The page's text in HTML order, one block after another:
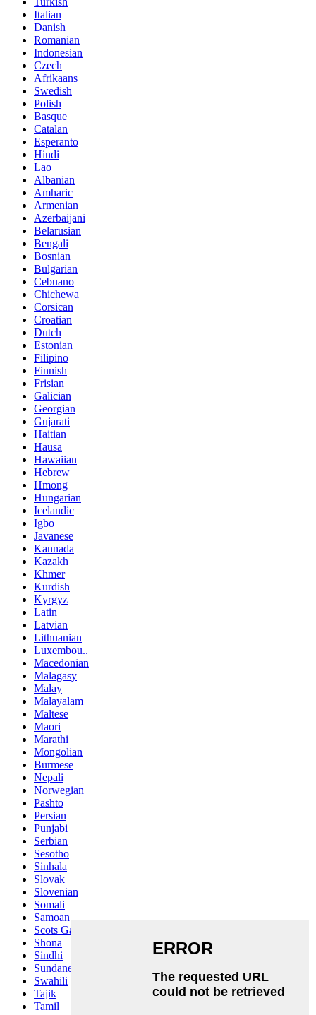
Italian
Danish
Romanian
Indonesian
Czech
Afrikaans
Swedish
Polish
Basque
Catalan
Esperanto
Hindi
Lao
Albanian
Amharic
Armenian
Azerbaijani
Belarusian
Bengali
Bosnian
Bulgarian
Cebuano
Chichewa
Corsican
Croatian
Dutch
Estonian
Filipino
Finnish
Frisian
Galician
Georgian
Gujarati
Haitian
Hausa
Hawaiian
Hebrew
Hmong
Hungarian
Icelandic
Igbo
Javanese
Kannada
Kazakh
Khmer
Kurdish
Kyrgyz
Latin
Latvian
Lithuanian
Luxembou..
Macedonian
Malagasy
Malay
Malayalam
Maltese
Maori
Marathi
Mongolian
Burmese
Nepali
Norwegian
Pashto
Persian
Punjabi
Serbian
Sesotho
Sinhala
Slovak
Slovenian
Somali
Samoan
Scots Gaelic
Shona
Sindhi
Sundanese
Swahili
Tajik
Tamil